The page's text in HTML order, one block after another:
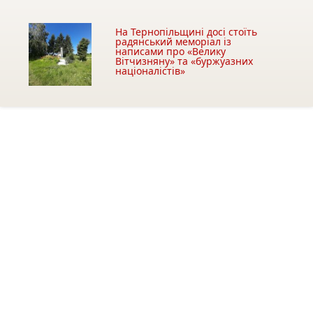
На Тернопільщині досі стоїть
радянський меморіал із
написами про «Велику
Вітчизняну» та «буржуазних
націоналістів»